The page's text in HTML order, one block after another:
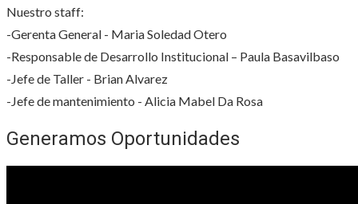
Nuestro staff:
-Gerenta General - Maria Soledad Otero
-Responsable de Desarrollo Institucional – Paula Basavilbaso
-Jefe de Taller - Brian Alvarez
-Jefe de mantenimiento - Alicia Mabel Da Rosa
Generamos Oportunidades